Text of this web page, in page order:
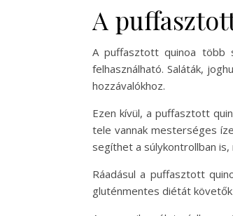
A
A puffasztott quinoa több
felhasználható. Saláták,
hozzávalókhoz.
Ezen kívül, a puffasztott
tele vannak mesterséges
segíthet a súlykontrollban
Ráadásul a puffasztott
gluténmentes diétát